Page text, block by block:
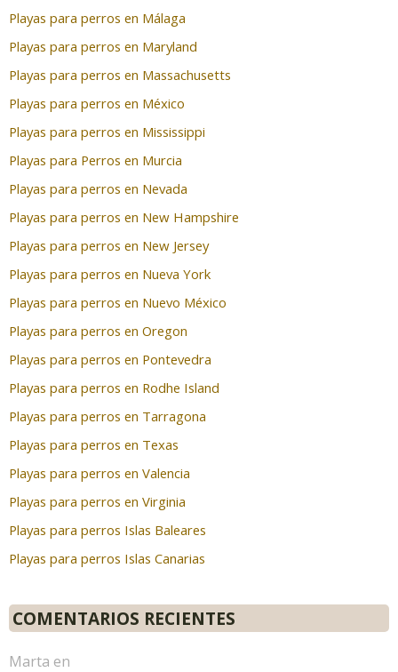
Playas para perros en Málaga
Playas para perros en Maryland
Playas para perros en Massachusetts
Playas para perros en México
Playas para perros en Mississippi
Playas para Perros en Murcia
Playas para perros en Nevada
Playas para perros en New Hampshire
Playas para perros en New Jersey
Playas para perros en Nueva York
Playas para perros en Nuevo México
Playas para perros en Oregon
Playas para perros en Pontevedra
Playas para perros en Rodhe Island
Playas para perros en Tarragona
Playas para perros en Texas
Playas para perros en Valencia
Playas para perros en Virginia
Playas para perros Islas Baleares
Playas para perros Islas Canarias
COMENTARIOS RECIENTES
Marta en